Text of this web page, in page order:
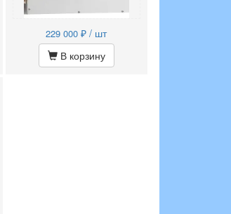
229 000 ₽ / шт
В корзину